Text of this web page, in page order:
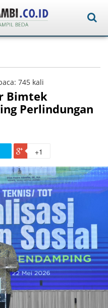
745 kali
Bimtek
Perlindungan
+1